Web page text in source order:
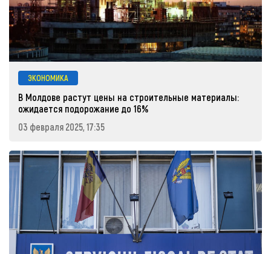
ЭКОНОМИКА
В Молдове растут цены на строительные материалы:
ожидается подорожание до 16%
03 февраля 2025, 17:35